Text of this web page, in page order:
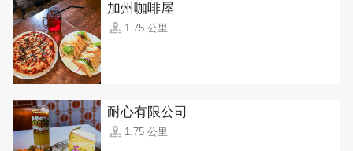
加州咖啡屋
1.75 公里
耐心有限公司
1.75 公里